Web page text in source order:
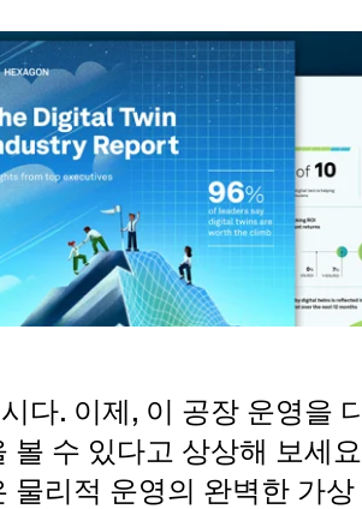
다. 이제, 이 공장 운영을
수 있다고 상상해 보세
리적 운영의 완벽한 가상